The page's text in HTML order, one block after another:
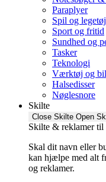
Paraplyer
Spil og legetøj
Sport og fritid
Sundhed og
Tasker
Teknologi
Værktøj og
Halsedisser
Nøglesnore
Skilte
Close Skilte Open
Skilte & reklamer til
Skal dit navn eller
kan hjælpe med alt
og reklamer.